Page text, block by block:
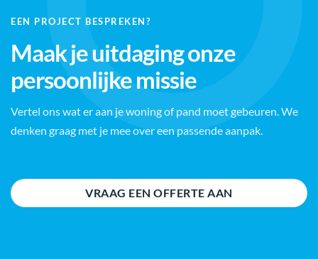
EEN PROJECT BESPREKEN?
Maak je uitdaging onze
persoonlijke missie
Vertel ons wat er aan je woning of pand moet gebeuren. We
denken graag met je mee over een passende aanpak.
VRAAG EEN OFFERTE AAN